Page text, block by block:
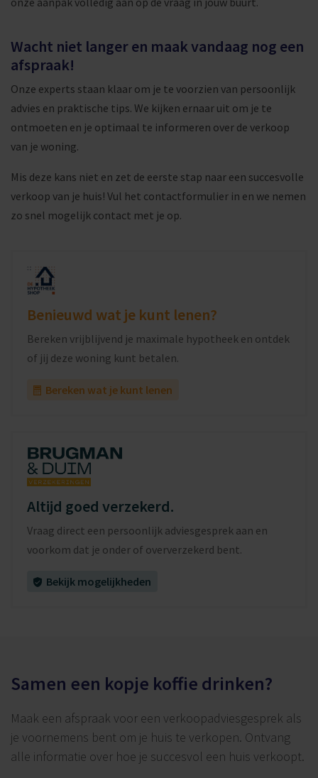
Wacht niet langer en maak vandaag nog een
afspraak!
Onze experts staan klaar om je te voorzien van persoonlijk
advies en praktische tips. We kijken ernaar uit om je te
ontmoeten en je optimaal te informeren over de verkoop
van je woning.
Mis deze kans niet en zet de eerste stap naar een succesvolle
verkoop van je huis! Vul het contactformulier in en we nemen
zo snel mogelijk contact met je op.
Benieuwd wat je kunt lenen?
Bereken vrijblijvend je maximale hypotheek en ontdek
of jij deze woning kunt betalen.
Bereken wat je kunt lenen
Altijd goed verzekerd.
Vraag direct een persoonlijk adviesgesprek aan en
voorkom dat je onder of oververzekerd bent.
Bekijk mogelijkheden
Samen een kopje koffie drinken?
Maak een afspraak voor een verkoopadviesgesprek als
je voornemens bent om je huis te verkopen. Ontvang
alle informatie over hoe je succesvol een huis verkoopt.